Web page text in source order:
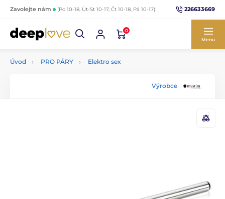
Zavolejte nám (Po 10-18, Út-St 10-17, Čt 10-18, Pá 10-17) 226633669
0
Menu
Úvod PRO PÁRY Elektro sex
Výrobce